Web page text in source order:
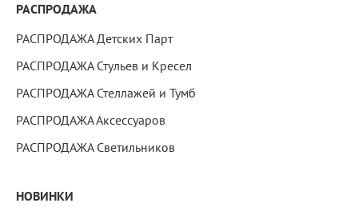
РАСПРОДАЖА
РАСПРОДАЖА Детских Парт
РАСПРОДАЖА Стульев и Кресел
РАСПРОДАЖА Стеллажей и Тумб
РАСПРОДАЖА Аксессуаров
РАСПРОДАЖА Светильников
НОВИНКИ